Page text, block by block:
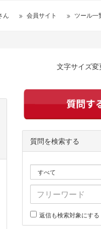
ん 会員サイト ツール一
文字サイズ変
質問を検索する
返信も検索対象にする